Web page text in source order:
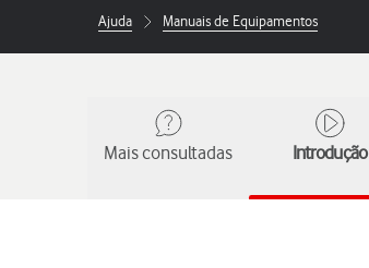
Ajuda Manuais de Equipamentos
Mais consultadas Introdução